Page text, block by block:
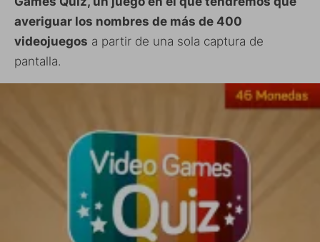
averiguar los nombres de más de 400
videojuegos a partir de una sola captura de
pantalla.